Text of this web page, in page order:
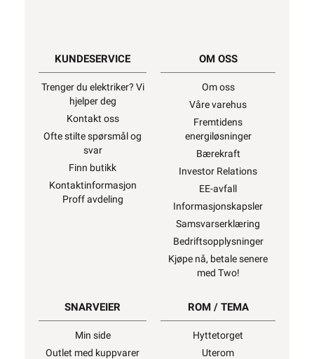
KUNDESERVICE
Trenger du elektriker? Vi
hjelper deg
Kontakt oss
Ofte stilte spørsmål og
svar
Finn butikk
Kontaktinformasjon
Proff avdeling
OM OSS
Om oss
Våre varehus
Fremtidens
energiløsninger
Bærekraft
Investor Relations
EE-avfall
Informasjonskapsler
Samsvarserklæring
Bedriftsopplysninger
Kjøpe nå, betale senere
med Two!
SNARVEIER
Min side
Outlet med kuppvarer
ROM / TEMA
Hyttetorget
Uterom